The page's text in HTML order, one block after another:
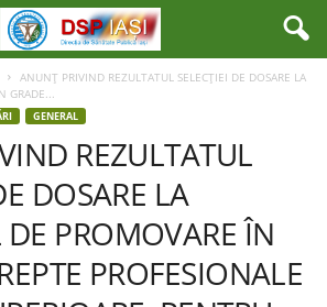
ANUNŢ PRIVIND REZULTATUL SELECŢIEI DE DOSARE LA
GRADE...
GENERAL
REZULTATUL
DOSARE LA
PROMOVARE ÎN
PROFESIONALE